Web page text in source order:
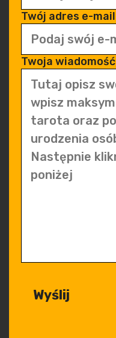
Twój adres e-mail
Twoja wiadomość